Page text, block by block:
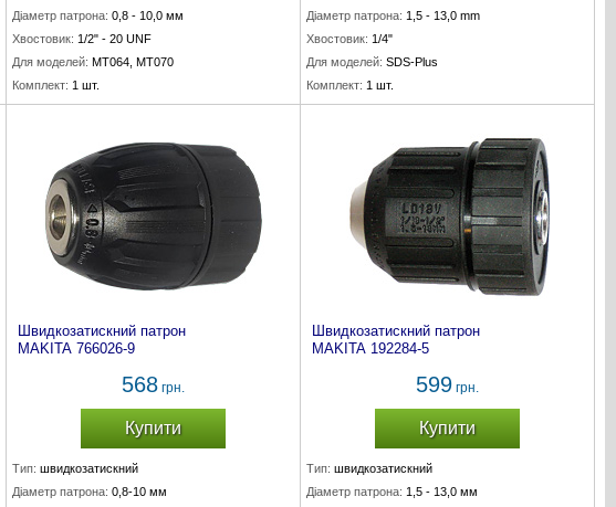
Діаметр патрона: 0,8 - 10,0 мм
Хвостовик: 1/2" - 20 UNF
Для моделей: MT064, MT070
Комплект: 1 шт.
Діаметр патрона: 1,5 - 13,0 mm
Хвостовик: 1/4"
Для моделей: SDS-Plus
Комплект: 1 шт.
Швидкозатискний патрон
MAKITA 766026-9
568 грн.
Купити
Тип: швидкозатискний
Діаметр патрона: 0,8-10 мм
Швидкозатискний патрон
MAKITA 192284-5
599 грн.
Купити
Тип: швидкозатискний
Діаметр патрона: 1,5 - 13,0 мм